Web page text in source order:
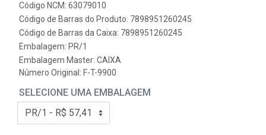
Código NCM: 63079010
Código de Barras do Produto: 7898951260245
Código de Barras da Caixa: 7898951260245
Embalagem: PR/1
Embalagem Master: CAIXA
Número Original: F-T-9900
SELECIONE UMA EMBALAGEM